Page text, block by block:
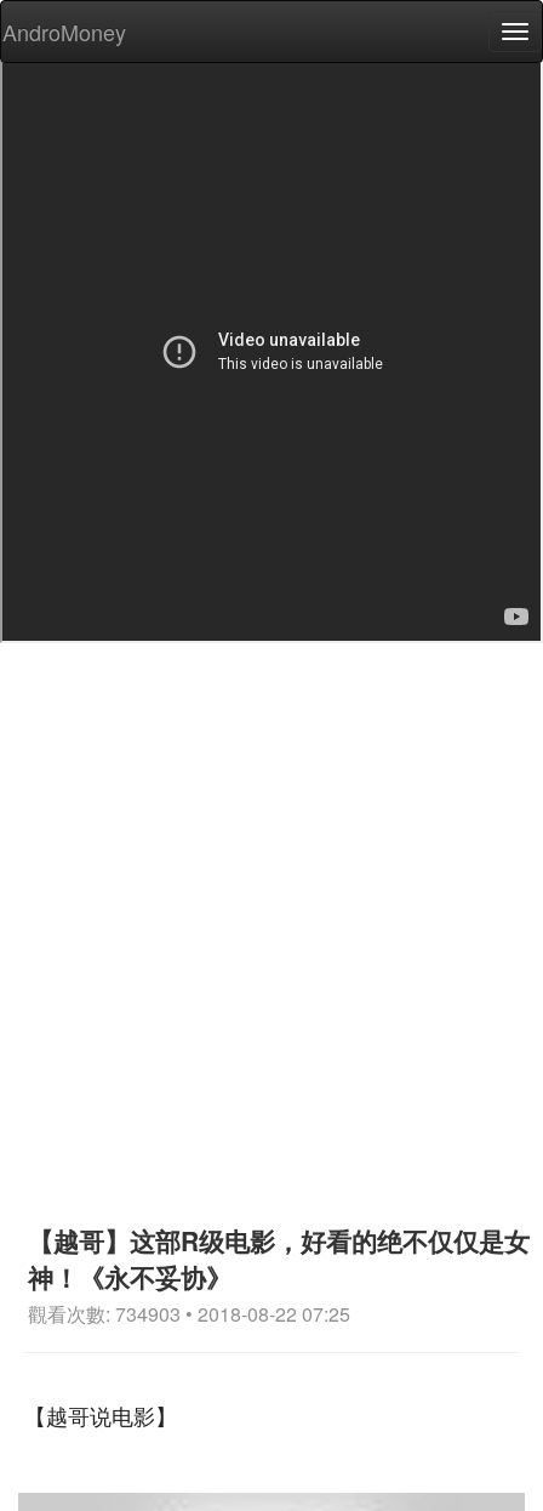
AndroMoney
【越哥】这部R级电影，好看的绝不仅仅是女
神！《永不妥协》
觀看次數: 734903 • 2018-08-22 07:25
【越哥说电影】